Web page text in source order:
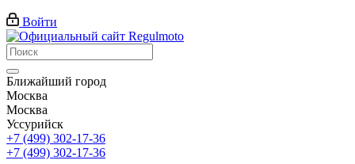
Войти
Ближайший город
Москва
Москва
Уссурийск
+7 (499) 302-17-36
+7 (499) 302-17-36